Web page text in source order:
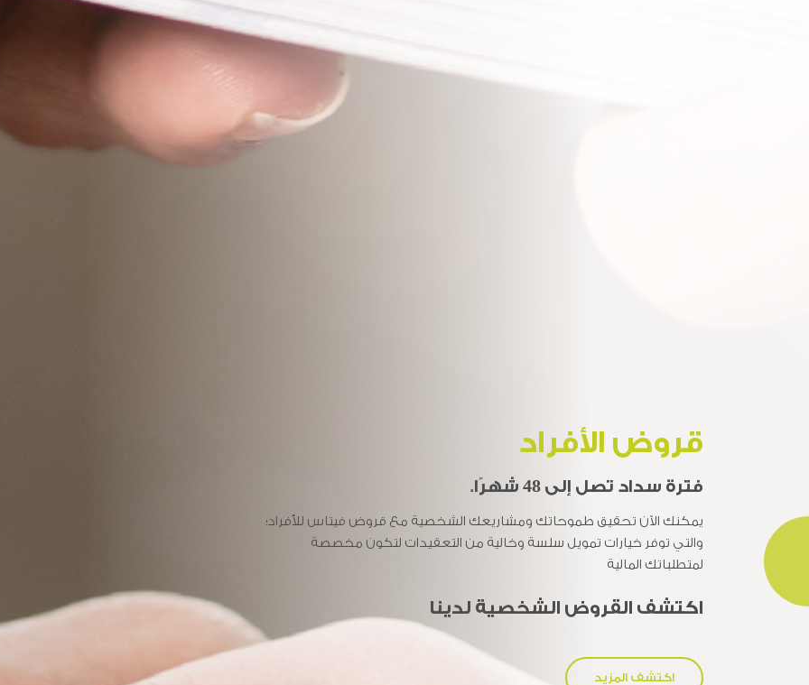
قروض الأفراد
فترة سداد تصل إلى 48 شهرًا.
يمكنك الآن تحقيق طموحاتك ومشاريعك الشخصية مع قروض فيتاس للأفراد؛
والتي توفر خيارات تمويل سلسة وخالية من التعقيدات لتكون مخصصة
لمتطلباتك المالية
اكتشف القروض الشخصية لدينا
اكتشف المزيد
القروض التجارية / قروض الأعمال
فترة سداد تصل إلى 48 شهرًا.
وسّع آفاق عملك واستكشف إمكانات نمو مشاريعك التجارية من خلال قروض
الأعمال المرنة والتي تم تصميمها خصيصاً لتلبية احتياجاتك المالية الخاصة
اكتشف قروض الأعمال لدينا